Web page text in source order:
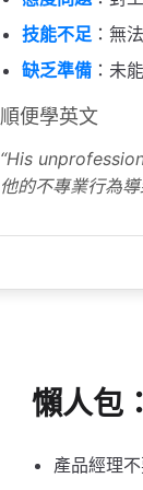
技能不足：無
缺乏準備 ：未
順便學英文
“His
他的不專業行為
懶人包：
產品經理